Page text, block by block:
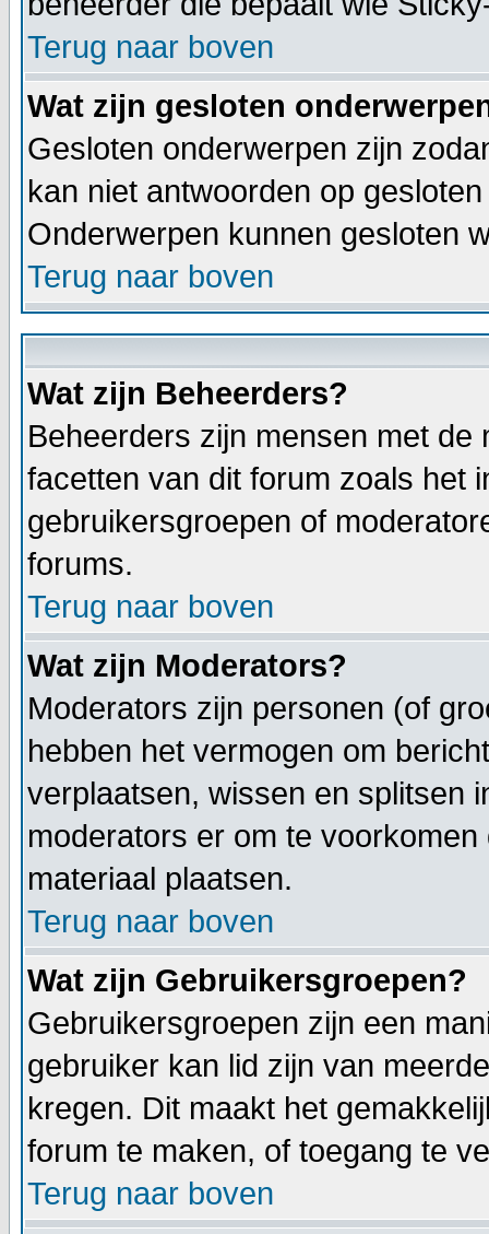
Terug naar boven
Wat zijn gesloten
Gesloten onderwerpen zijn
kan niet antwoorden op
Onderwerpen kunnen gesloten
Terug naar boven
Wat zijn Beheerders?
Beheerders zijn mensen met
facetten van dit forum zoals het
gebruikersgroepen of
forums.
Terug naar boven
Wat zijn Moderators?
Moderators zijn personen (of
hebben het vermogen om
verplaatsen, wissen en splitsen
moderators er om te
materiaal plaatsen.
Terug naar boven
Wat zijn Gebruikersgroepen?
Gebruikersgroepen zijn een
gebruiker kan lid zijn van
kregen. Dit maakt het
forum te maken, of toegang te
Terug naar boven